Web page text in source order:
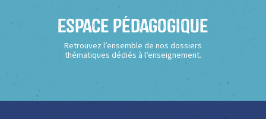
Espace Pédagogique
Retrouvez l’ensemble de nos dossiers
thématiques dédiés à l’enseignement.